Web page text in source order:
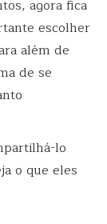
agora fica
escolher
além de
de se
lo
o que eles